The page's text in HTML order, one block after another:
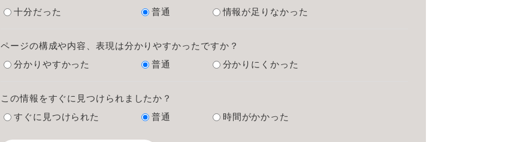
十分だった
普通 情報が足りなかった
ページの構成や内容、表現は分かりやすかったですか？
分かりやすかった
普通 分かりにくかった
この情報をすぐに見つけられましたか？
すぐに見つけられた
普通 時間がかかった